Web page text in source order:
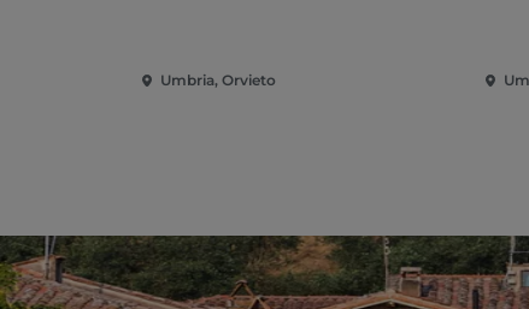
Umbria, Orvieto